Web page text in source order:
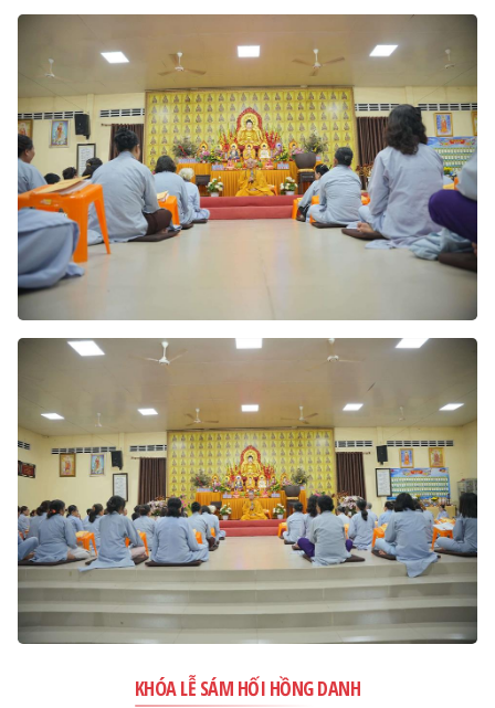
KHÓA LỄ SÁM HỐI HỒNG DANH